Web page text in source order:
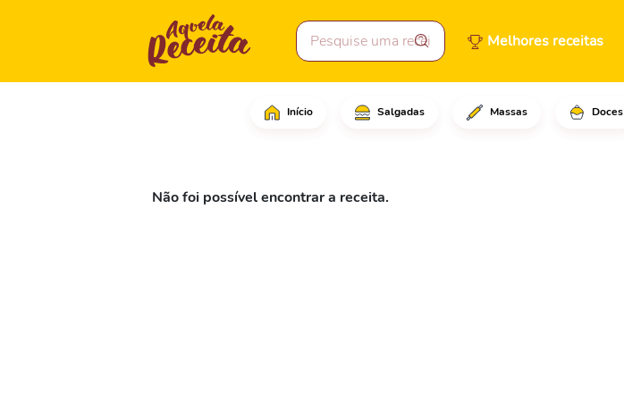
Melhores receitas
Início Salgadas Massas Doces
Não foi possível encontrar a receita.